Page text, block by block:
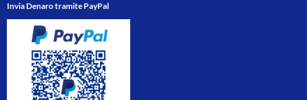
Invia Denaro tramite PayPal